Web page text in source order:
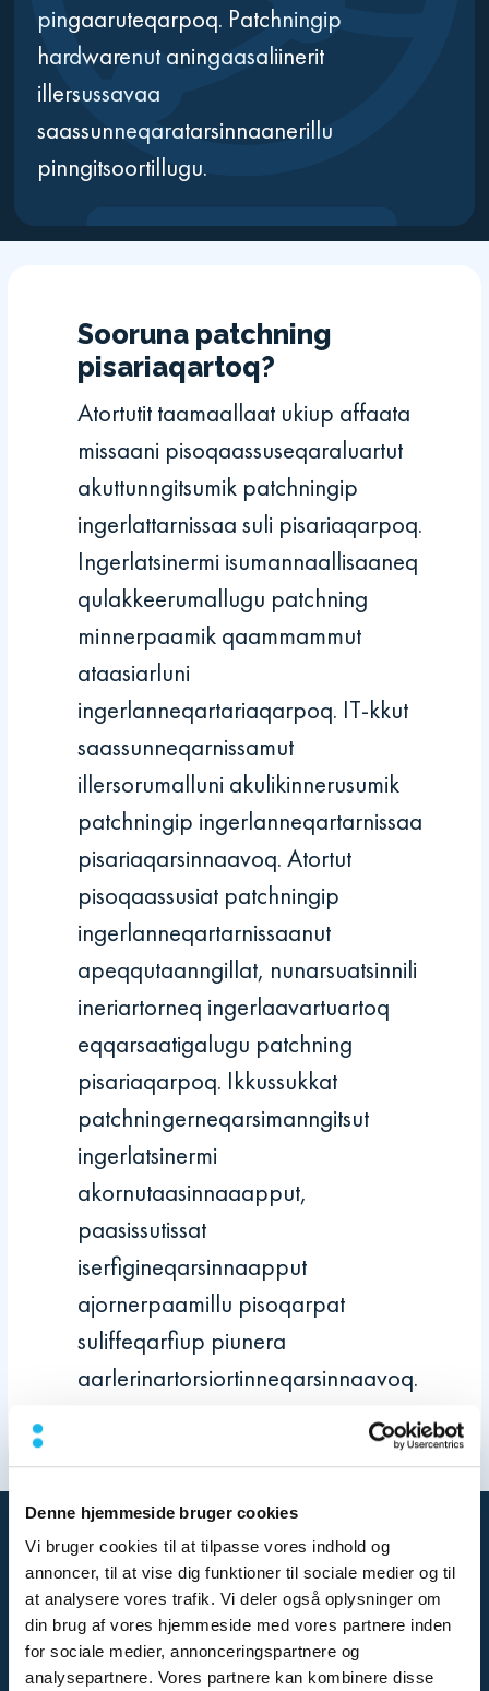
Denne hjemmeside bruger cookies
Vi bruger cookies til at tilpasse vores indhold og
annoncer, til at vise dig funktioner til sociale medier og til
at analysere vores trafik. Vi deler også oplysninger om
din brug af vores hjemmeside med vores partnere inden
for sociale medier, annonceringspartnere og
analysepartnere. Vores partnere kan kombinere disse
pingaaruteqarpoq. Patchningip
hardwarenut aningaasaliinerit
illersussavaa
saassunneqaratarsinnaanerillu
pinngitsoortillugu.
Sooruna patchning
pisariaqartoq?
Atortutit taamaallaat ukiup affaata
missaani pisoqaassuseqaraluartut
akuttunngitsumik patchningip
ingerlattarnissaa suli pisariaqarpoq.
Ingerlatsinermi isumannaallisaaneq
qulakkeerumallugu patchning
minnerpaamik qaammammut
ataasiarluni
ingerlanneqartariaqarpoq. IT-kkut
saassunneqarnissamut
illersorumalluni akulikinnerusumik
patchningip ingerlanneqartarnissaa
pisariaqarsinnaavoq. Atortut
pisoqaassusiat patchningip
ingerlanneqartarnissaanut
apeqqutaanngillat, nunarsuatsinnili
ineriartorneq ingerlaavartuartoq
eqqarsaatigalugu patchning
pisariaqarpoq. Ikkussukkat
patchningerneqarsimanngitsut
ingerlatsinermi
akornutaasinnaaapput,
paasissutissat
iserfigineqarsinnaapput
ajornerpaamillu pisoqarpat
suliffeqarfiup piunera
aarlerinartorsiortinneqarsinnaavoq.